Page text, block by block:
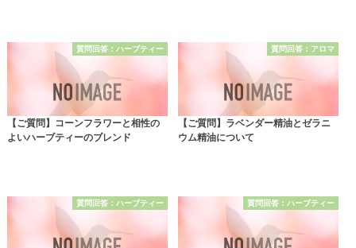
質問回答：ハーブティー
【ご質問】コーンフラワーと相性の
よいハーブティーのブレンド
質問回答：アロマ
【ご質問】ラベンダー精油とゼラニ
ウム精油について
質問回答：ハーブティー 質問回答：ハーブティー